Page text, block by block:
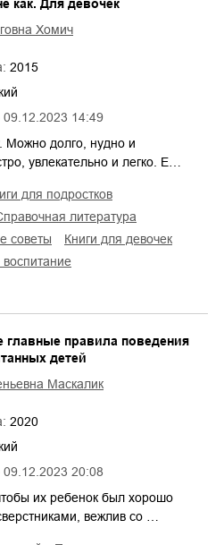
09.12.2023 14:49
как. Для девочек
Хомич
2015
Можно долго, нудно и
увлекательно и легко. Е…
для подростков
справочная литература
советы
книги для девочек
воспитание
09.12.2023 20:08
главные правила поведения
детей
Маскалик
2020
их ребенок был хорошо
вежлив со …